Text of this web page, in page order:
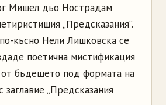
Мишел дьо Нострадам
„Предсказания“.
късно Нели Лишковска се
поетична мистификация
бъдещето под формата на
„Предсказания